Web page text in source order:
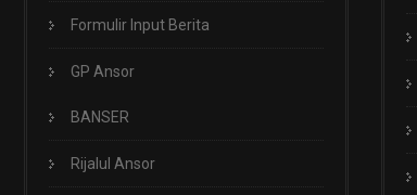
Formulir Input Berita
GP Ansor
BANSER
Rijalul Ansor